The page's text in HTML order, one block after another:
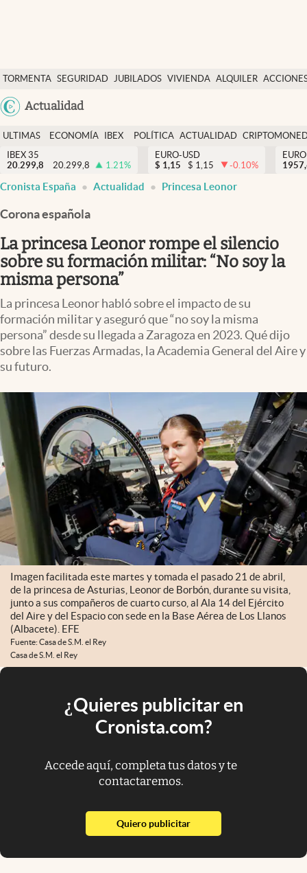
TORMENTA SEGURIDAD JUBILADOS VIVIENDA ALQUILER
Actualidad
Economía y finanzas
Política
Actualidad
Criptomonedas
España
ULTIMAS
NOTICIAS
ECONOMÍA
FINANZAS
IBEX
EURO
POLÍTICA ACTUALIDAD
IBEX 35
20.299,8
20.299,8 1.21%
EURO-USD
$ 1,15 $ 1,15 -0.10%
Cronista España Actualidad Princesa Leonor
Corona española
La princesa Leonor rompe el silencio
sobre su formación militar: “No soy la
misma persona”
La princesa Leonor habló sobre el impacto de su
formación militar y aseguró que “no soy la misma
persona” desde su llegada a Zaragoza en 2023. Qué dijo
sobre las Fuerzas Armadas, la Academia General del Aire y
su futuro.
Imagen facilitada este martes y tomada el pasado 21 de abril,
de la princesa de Asturias, Leonor de Borbón, durante su visita,
junto a sus compañeros de cuarto curso, al Ala 14 del Ejército
del Aire y del Espacio con sede en la Base Aérea de Los Llanos
(Albacete). EFE
Fuente: Casa de S.M. el Rey
Casa de S.M. el Rey
¿Quieres publicitar en
Cronista.com?
Accede aquí, completa tus datos y te
contactaremos.
Quiero publicitarabre en nueva pestaña